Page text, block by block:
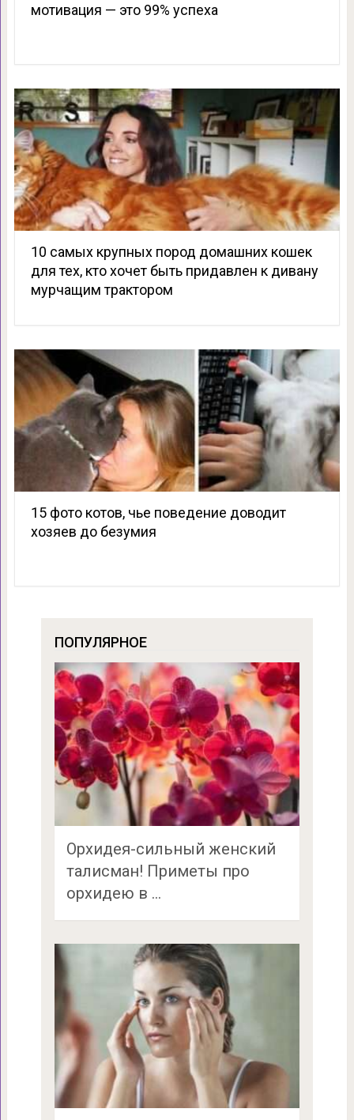
мотивация — это 99% успеха
10 самых крупных пород домашних кошек
для тех, кто хочет быть придавлен к дивану
мурчащим трактором
15 фото котов, чье поведение доводит
хозяев до безумия
ПОПУЛЯРНОЕ
Орхидея-сильный женский
талисман! Приметы про
орхидею в …